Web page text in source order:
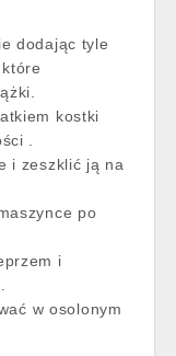
dodając tyle
kostki
.
i zeszklić ją na
po
i
w osolonym